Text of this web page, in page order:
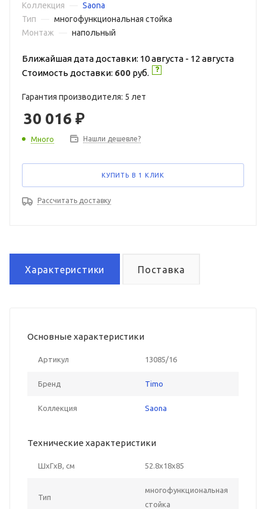
Коллекция
Saona
Тип
многофункциональная стойка
Монтаж
напольный
Ближайшая дата доставки: 10 августа - 12 августа
Стоимость доставки: 600 руб.
Гарантия производителя: 5 лет
30 016 ₽
Много Нашли дешевле?
КУПИТЬ В 1 КЛИК
Рассчитать доставку
Характеристики Поставка
Основные характеристики
Артикул 13085/16
Бренд Timo
Коллекция Saona
Технические характеристики
ШxГxВ, см 52.8x18x85
Тип
многофункциональная
стойка